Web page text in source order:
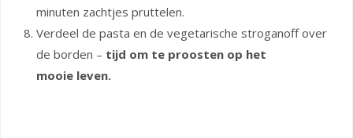
minuten zachtjes pruttelen.
Verdeel de pasta en de vegetarische stroganoff over
de borden – tijd om te proosten op het
mooie leven.